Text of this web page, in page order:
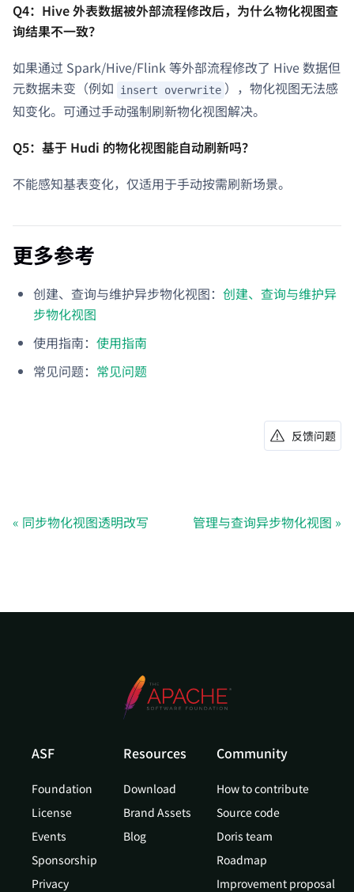
Q4：Hive 外表数据被外部流程修改后，为什么物化视图查
询结果不一致？
如果通过 Spark/Hive/Flink 等外部流程修改了 Hive 数据但
元数据未变（例如
insert overwrite ），物化视图无法感
知变化。可通过手动强制刷新物化视图解决。
Q5：基于 Hudi 的物化视图能自动刷新吗？
不能感知基表变化，仅适用于手动按需刷新场景。
更多参考
创建、查询与维护异步物化视图： 创建、查询与维护异
步物化视图
使用指南： 使用指南
常见问题： 常见问题
反馈问题
同步物化视图透明改写 管理与查询异步物化视图
ASF
Foundation
License
Events
Sponsorship
Privacy
Resources
Download
Brand Assets
Blog
Community
How to contribute
Source code
Doris team
Roadmap
Improvement proposal